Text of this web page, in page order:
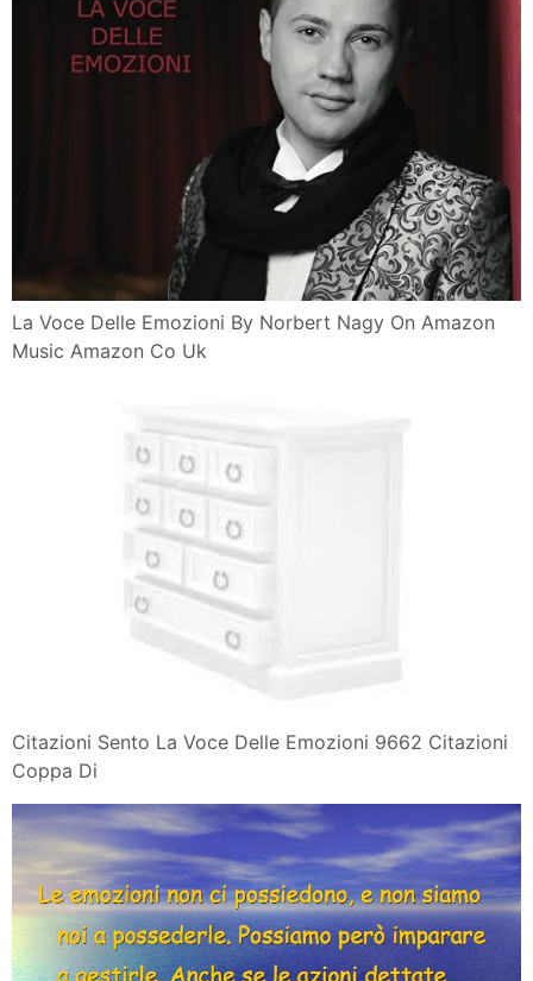
La Voce Delle Emozioni By Norbert Nagy On Amazon
Music Amazon Co Uk
Citazioni Sento La Voce Delle Emozioni 9662 Citazioni
Coppa Di